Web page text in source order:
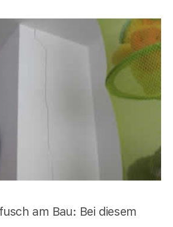
am Bau: Bei diesem